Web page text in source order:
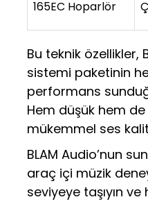
165EC Hoparlör
Bu teknik özellikler,
sistemi paketinin
performans
Hem düşük hem
mükemmel ses
BLAM Audio’nun
araç içi müzik
seviyeye taşıyın